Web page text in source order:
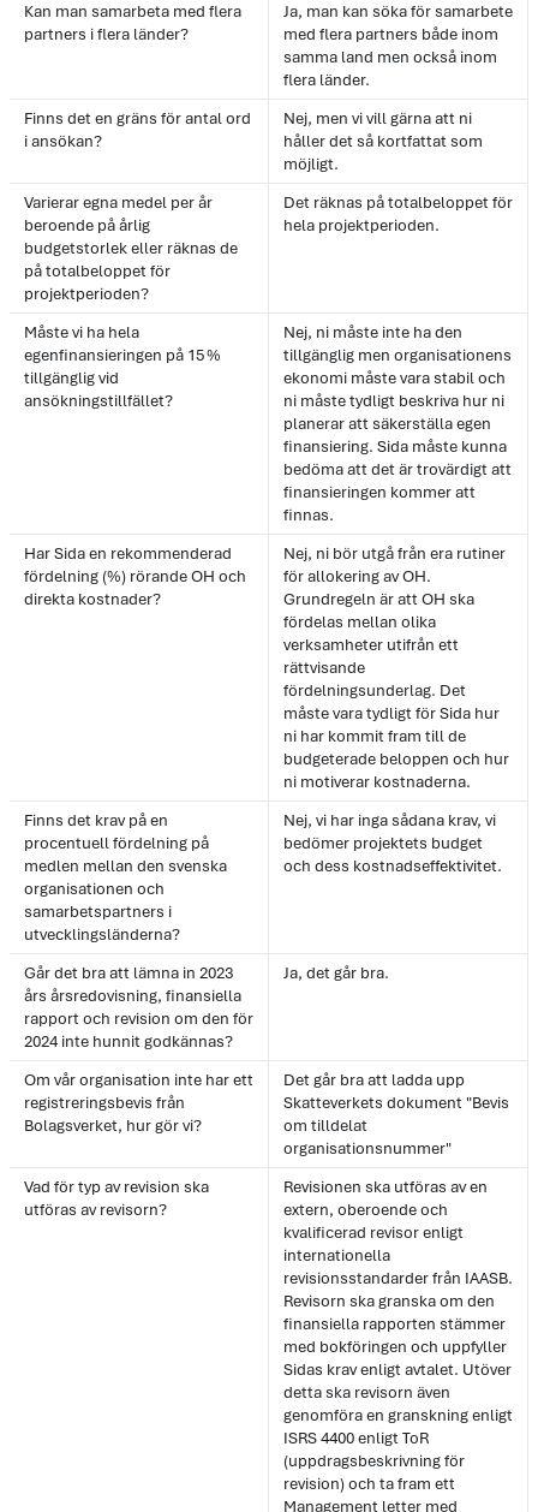
Kan man samarbeta med flera
partners i flera länder?
Ja, man kan söka för samarbete
med flera partners både inom
samma land men också inom
flera länder.
Finns det en gräns för antal ord
i ansökan?
Nej, men vi vill gärna att ni
håller det så kortfattat som
möjligt.
Varierar egna medel per år
beroende på årlig
budgetstorlek eller räknas de
på totalbeloppet för
projektperioden?
Det räknas på totalbeloppet för
hela projektperioden.
Måste vi ha hela
egenfinansieringen på 15 %
tillgänglig vid
ansökningstillfället?
Nej, ni måste inte ha den
tillgänglig men organisationens
ekonomi måste vara stabil och
ni måste tydligt beskriva hur ni
planerar att säkerställa egen
finansiering. Sida måste kunna
bedöma att det är trovärdigt att
finansieringen kommer att
finnas.
Har Sida en rekommenderad
fördelning (%) rörande OH och
direkta kostnader?
Nej, ni bör utgå från era rutiner
för allokering av OH.
Grundregeln är att OH ska
fördelas mellan olika
verksamheter utifrån ett
rättvisande
fördelningsunderlag. Det
måste vara tydligt för Sida hur
ni har kommit fram till de
budgeterade beloppen och hur
ni motiverar kostnaderna.
Finns det krav på en
procentuell fördelning på
medlen mellan den svenska
organisationen och
samarbetspartners i
utvecklingsländerna?
Nej, vi har inga sådana krav, vi
bedömer projektets budget
och dess kostnadseffektivitet.
Går det bra att lämna in 2023
års årsredovisning, finansiella
rapport och revision om den för
2024 inte hunnit godkännas?
Ja, det går bra.
Om vår organisation inte har ett
registreringsbevis från
Bolagsverket, hur gör vi?
Det går bra att ladda upp
Skatteverkets dokument "Bevis
om tilldelat
organisationsnummer"
Vad för typ av revision ska
utföras av revisorn?
Revisionen ska utföras av en
extern, oberoende och
kvalificerad revisor enligt
internationella
revisionsstandarder från IAASB.
Revisorn ska granska om den
finansiella rapporten stämmer
med bokföringen och uppfyller
Sidas krav enligt avtalet. Utöver
detta ska revisorn även
genomföra en granskning enligt
ISRS 4400 enligt ToR
(uppdragsbeskrivning för
revision) och ta fram ett
Management letter med